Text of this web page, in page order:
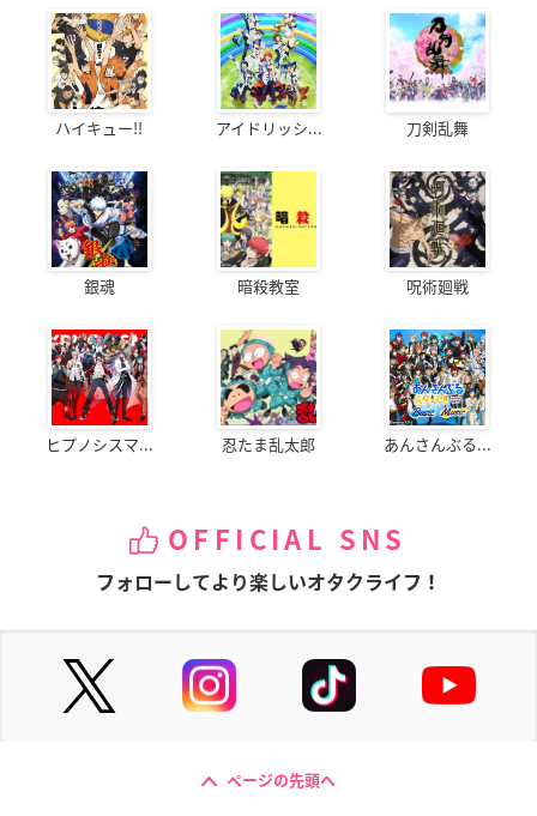
ハイキュー!! アイドリッシ... 刀剣乱舞
銀魂 暗殺教室 呪術廻戦
ヒプノシスマ... 忍たま乱太郎 あんさんぶる...
OFFICIAL SNS
フォローしてより楽しいオタクライフ！
ページの先頭へ